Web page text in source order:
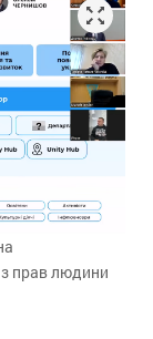
з прав людини